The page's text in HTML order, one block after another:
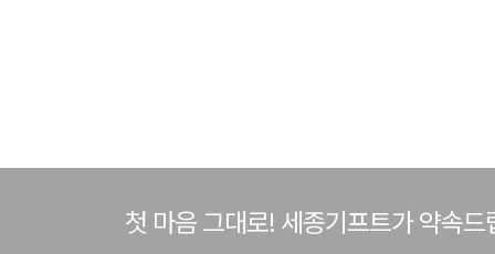
첫 마음 그대로! 세종기프트가 약속드